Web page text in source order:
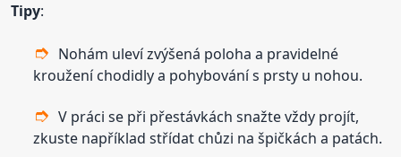
Tipy:
Nohám uleví zvýšená poloha a pravidelné
kroužení chodidly a pohybování s prsty u nohou.
V práci se při přestávkách snažte vždy projít,
zkuste například střídat chůzi na špičkách a patách.